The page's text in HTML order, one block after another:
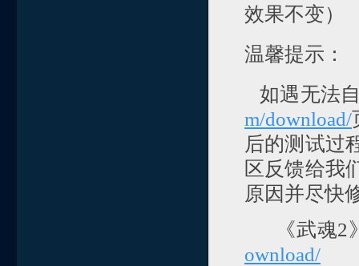
效果不变）
温馨提示：
如遇无法
m/download/
后的测试过
区反馈给我
原因并尽快
《武魂2
ownload/